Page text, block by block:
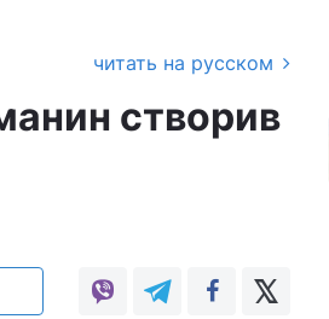
читать на русском
створив